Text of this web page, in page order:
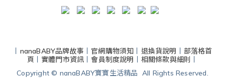
nanaBABY品牌故事 官網購物須知 退換貨說明
部落格首
頁
實體門市資訊 丨會員制度說明 相關條款與細則
Copyright © nanaBABY寶寶生活精品 All Rights Reserved.